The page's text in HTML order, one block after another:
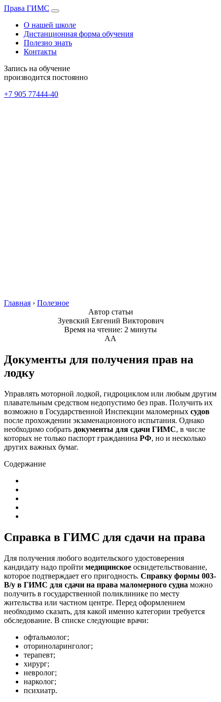
Права ГИМС
О нашей школе
Дистанционная форма обучения
Полезно знать
Контакты
Запись на обучение
производится постоянно
+7 905 77444-40
Главная › Полезное
Автор статьи
Зуевский Евгений Викторович
Время на чтение: 2 минуты
АА
Документы для получения прав на
лодку
Управлять моторной лодкой, гидроциклом или любым другим
плавательным средством недопустимо без прав. Получить их
возможно в Государственной Инспекции маломерных судов
после прохождении экзаменационного испытания. Однако
необходимо собрать документы для сдачи ГИМС, в числе
которых не только паспорт гражданина РФ, но и несколько
других важных бумаг.
Содержание
Справка в ГИМС для сдачи на права
Для получения любого водительского удостоверения
кандидату надо пройти медицинское освидетельствование,
которое подтверждает его пригодность. Справку формы 003-
В/у в ГИМС для сдачи на права маломерного судна можно
получить в государственной поликлинике по месту
жительства или частном центре. Перед оформлением
необходимо сказать, для какой именно категории требуется
обследование. В списке следующие врачи:
офтальмолог;
оториноларинголог;
терапевт;
хирург;
невролог;
нарколог;
психиатр.